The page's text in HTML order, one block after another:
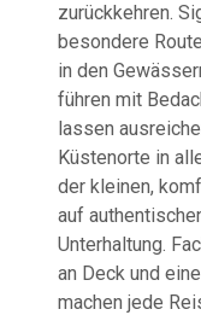
zurückkehren.
besondere
in den
führen mit
lassen
Küstenorte in
der kleinen,
auf
Unterhaltung.
an Deck und
machen jede